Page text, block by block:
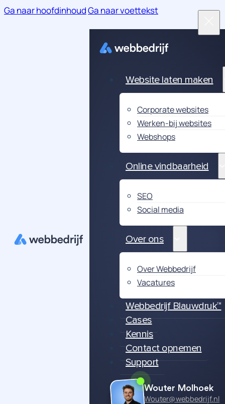
Ga naar hoofdinhoudGa naar voettekst
Website laten maken
Corporate websites
Werken-bij websites
Webshops
Online vindbaarheid
SEO
Social media
Over ons
Over Webbedrijf
Vacatures
Webbedrijf Blauwdruk™
Cases
Kennis
Contact opnemen
Support
Wouter Molhoek
Wouter@webbedrijf.nl